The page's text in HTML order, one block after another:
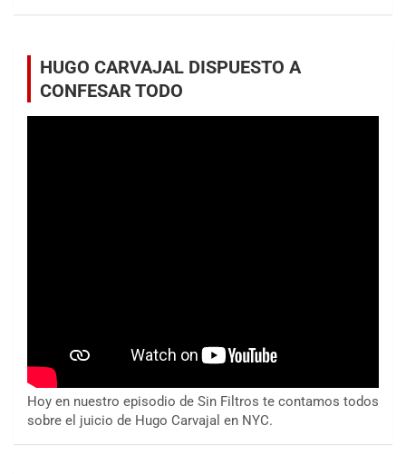
HUGO CARVAJAL DISPUESTO A
CONFESAR TODO
Hoy en nuestro episodio de Sin Filtros te contamos todos
sobre el juicio de Hugo Carvajal en NYC.